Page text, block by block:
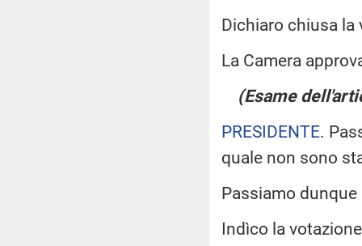
Dichiaro chiusa la
La Camera
(Esame
PRESIDENTE.
quale non sono
Passiamo dunque
Indìco la